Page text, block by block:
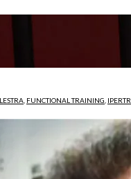
FUNCTIONAL TRAINING